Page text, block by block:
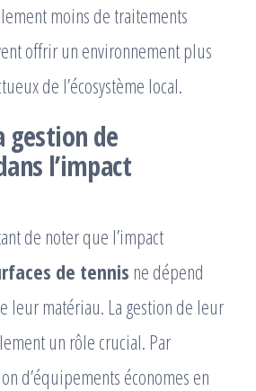
moins de traitements
offrir un environnement plus
de l’écosystème local.
gestion de
l’impact
de noter que l’impact
de tennis ne dépend
leur matériau. La gestion de leur
un rôle crucial. Par
d’équipements économes en